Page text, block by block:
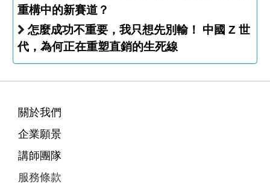
重構中的新賽道？
怎麼成功不重要，我只想先別輸！ 中國 Z 世
代，為何正在重塑直銷的生死線
關於我們
企業願景
講師團隊
服務條款